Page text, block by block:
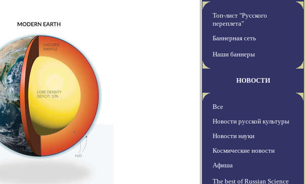
Топ-лист "Русского
переплета"
Баннерная сеть
Наши баннеры
НОВОСТИ
Все
Новости русской культуры
Новости науки
Космические новости
Афиша
The best of Russian Science